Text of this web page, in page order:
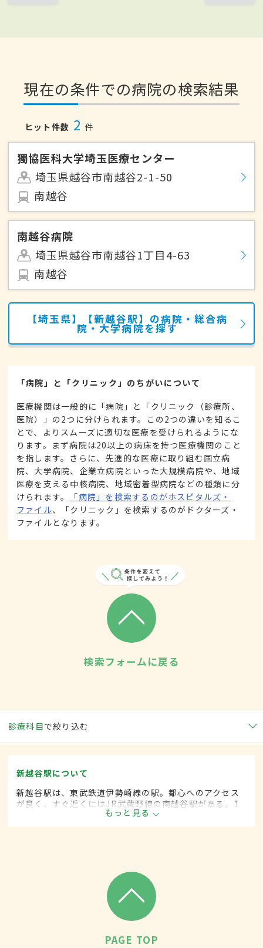
現在の条件での病院の検索結果
ヒット件数 2 件
獨協医科大学埼玉医療センター
埼玉県越谷市南越谷2-1-50
南越谷
南越谷病院
埼玉県越谷市南越谷1丁目4-63
南越谷
【埼玉県】【新越谷駅】の病院・総合病
院・大学病院を探す
「病院」と「クリニック」のちがいについて
医療機関は一般的に「病院」と「クリニック（診療所、
医院）」の2つに分けられます。この2つの違いを知るこ
とで、よりスムーズに適切な医療を受けられるようにな
ります。まず病院は20以上の病床を持つ医療機関のこと
を指します。さらに、先進的な医療に取り組む国立病
院、大学病院、企業立病院といった大規模病院や、地域
医療を支える中核病院、地域密着型病院などの種類に分
けられます。
「病院」を検索するのがホスピタルズ・
ファイル、「クリニック」を検索するのがドクターズ・
ファイルとなります。
検索フォームに戻る
診療科目で絞り込む
新越谷駅について
新越谷駅は、東武鉄道伊勢崎線の駅。都心へのアクセス
が良く、すぐ近くにはJR武蔵野線の南越谷駅がある。1
日の平均乗降客は15万人近く、東武鉄道伊勢崎線の中で
は第2位。駅周辺には飲食店が多く見られ、近くに大学病
もっと見る
PAGE TOP